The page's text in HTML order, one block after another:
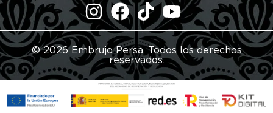
© 2026 Embrujo Persa. Todos los derechos
reservados.